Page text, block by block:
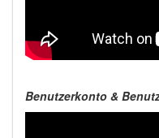
Benutzerkonto &